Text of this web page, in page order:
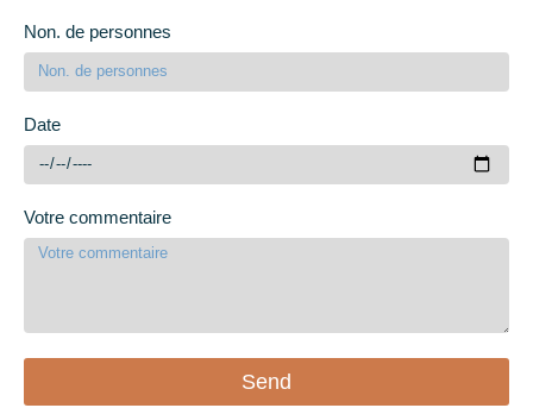
Non. de personnes
Date
Votre commentaire
Send